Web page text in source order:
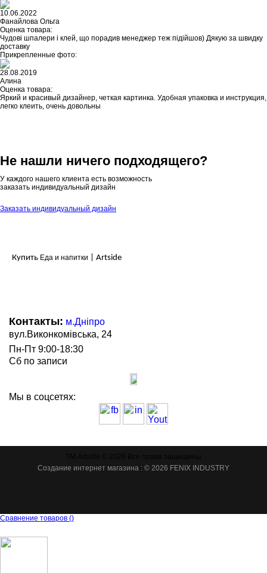
10.06.2022
Фанайлова Ольга
Оценка товара:
Чудові шпалери і клей, що порадив менеджер теж підійшов) Дякую за швидку
доставку
Прикрепленные фото:
28.08.2019
Алина
Оценка товара:
Яркий и красивый дизайнер, четкая картинка. Удобная упаковка и инструкция,
легко клеить, очень довольны
Не нашли ничего подходящего?
У каждого нашего клиента есть возможность
заказать индивидуальный дизайн
Заказать индивидуальный дизайн
Купить Еда и напитки | Artside
Контакты: м.Дніпро
вул.Виконкомівська, 24
Пн-Пт 9:00-18:30
Сб по записи
Мы в соцсетях:
Создание интернет магазина : © 2026 FENIX INDUSTRY
Сравнение товаров ()